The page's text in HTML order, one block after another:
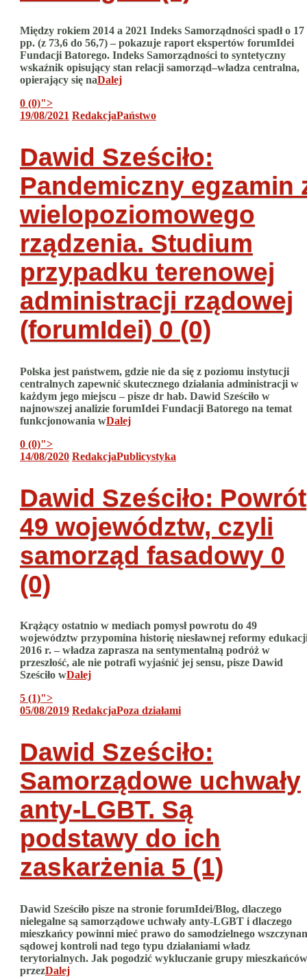
Między rokiem 2014 a 2021 Indeks Samorządności spadł o 17
pp. (z 73,6 do 56,7) – pokazuje raport ekspertów forumIdei
Fundacji Batorego. Indeks Samorządności to syntetyczny
wskaźnik opisujący stan relacji samorząd–władza centralna,
opierający się naDalej
0 (0)">
19/08/2021 RedakcjaPaństwo
Dawid Sześciło:
Pandemiczny egzamin
wielopoziomowego
rządzenia. Studium
przypadku terenowej
administracji rządowej
(forumIdei) 0 (0)
Polska jest państwem, gdzie nie da się z poziomu instytucji
centralnych zapewnić skutecznego działania administracji w
każdym jego miejscu – pisze dr hab. Dawid Sześciło w
najnowszej analizie forumIdei Fundacji Batorego na temat
funkcjonowania wDalej
0 (0)">
14/08/2020 RedakcjaPublicystyka
Dawid Sześciło: Powrót
49 województw, czyli
samorząd fasadowy 0
(0)
Krążący ostatnio w mediach pomysł powrotu do 49
województw przypomina historię niesławnej reformy
2016 r. – władza zaprasza na sentymentalną podróż w
przeszłość, ale nie potrafi wyjaśnić jej sensu, pisze Dawid
Sześciło wDalej
5 (1)">
05/08/2019 RedakcjaPoza działami
Dawid Sześciło:
Samorządowe uchwały
anty-LGBT. Są
podstawy do ich
zaskarżenia 5 (1)
Dawid Sześciło pisze na stronie forumIdei/Blog, dlaczego
nielegalne są samorządowe uchwały anty-LGBT i dlaczego
mieszkańcy powinni mieć prawo do samodzielnego
sądowej kontroli nad tego typu działaniami władz
terytorialnych. Jak pogodzić wykluczanie grupy mieszkańców
przezDalej